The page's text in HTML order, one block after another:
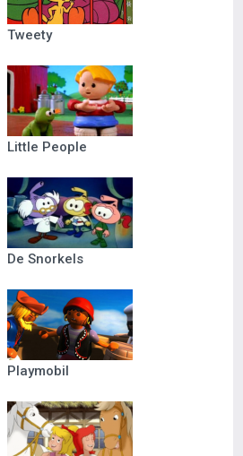
Tweety
Little People
De Snorkels
Playmobil